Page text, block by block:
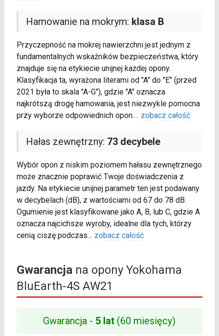
Hamowanie na mokrym: klasa B
Przyczepność na mokrej nawierzchni jest jednym z
fundamentalnych wskaźników bezpieczeństwa, który
znajduje się na etykiecie unijnej każdej opony.
Klasyfikacja ta, wyrażona literami od "A" do "E" (przed
2021 była to skala "A-G"), gdzie "A" oznacza
najkrótszą drogę hamowania, jest niezwykle pomocna
przy wyborze odpowiednich opon.... zobacz całość
Hałas zewnętrzny: 73 decybele
Wybór opon z niskim poziomem hałasu zewnętrznego
może znacznie poprawić Twoje doświadczenia z
jazdy. Na etykiecie unijnej parametr ten jest podawany
w decybelach (dB), z wartościami od 67 do 78 dB.
Ogumienie jest klasyfikowane jako A, B, lub C, gdzie A
oznacza najcichsze wyroby, idealne dla tych, którzy
cenią ciszę podczas... zobacz całość
Gwarancjana opony Yokohama
BluEarth-4S AW21
Gwarancja - 5 lat (60 miesięcy)